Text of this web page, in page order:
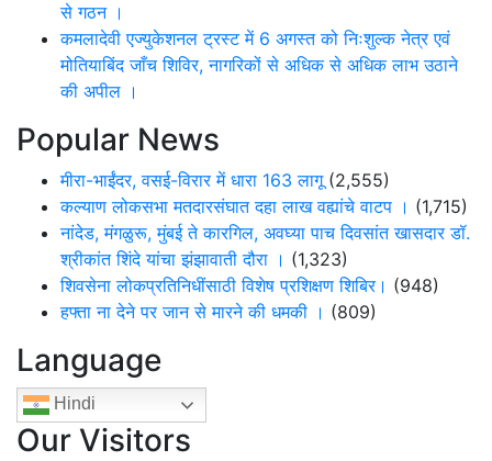
से गठन ।
कमलादेवी एज्युकेशनल ट्रस्ट में 6 अगस्त को निःशुल्क नेत्र एवं
मोतियाबिंद जाँच शिविर, नागरिकों से अधिक से अधिक लाभ उठाने
की अपील ।
Popular News
मीरा-भाईंदर, वसई-विरार में धारा 163 लागू (2,555)
कल्याण लोकसभा मतदारसंघात दहा लाख वह्यांचे वाटप । (1,715)
नांदेड, मंगळुरू, मुंबई ते कारगिल, अवघ्या पाच दिवसांत खासदार डॉ.
श्रीकांत शिंदे यांचा झंझावाती दौरा । (1,323)
शिवसेना लोकप्रतिनिधींसाठी विशेष प्रशिक्षण शिबिर। (948)
हफ्ता ना देने पर जान से मारने की धमकी । (809)
Language
Hindi
Our Visitors